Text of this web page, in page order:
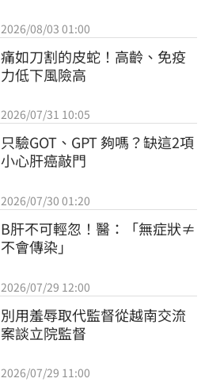
2026/08/03 01:00
痛如刀割的皮蛇！高齡、免疫
力低下風險高
2026/07/31 10:05
只驗GOT、GPT 夠嗎？缺這2項
小心肝癌敲門
2026/07/30 01:20
B肝不可輕忽！醫：「無症狀≠
不會傳染」
2026/07/29 12:00
別用羞辱取代監督從越南交流
案談立院監督
2026/07/29 11:00